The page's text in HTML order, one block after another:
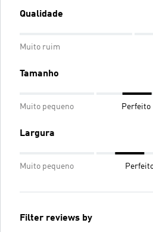
Qualidade
Muito ruim
Tamanho
Muito pequeno Perfeito
Largura
Muito pequeno
Filter reviews by